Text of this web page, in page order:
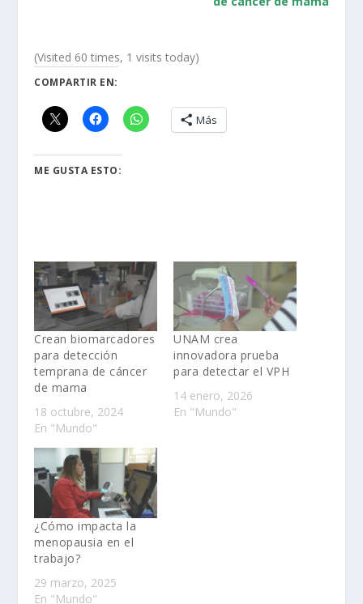
(Visited 60 times, 1 visits today)
COMPARTIR EN:
Más
ME GUSTA ESTO:
Crean biomarcadores
para detección
temprana de cáncer
de mama
18 octubre, 2024
En "Mundo"
UNAM crea
innovadora prueba
para detectar el VPH
14 enero, 2026
En "Mundo"
¿Cómo impacta la
menopausia en el
trabajo?
29 marzo, 2025
En "Mundo"